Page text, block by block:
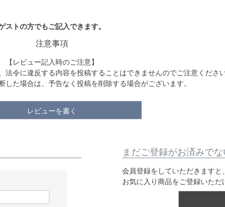
ストの方でもご記入できます。
注意事項
【レビュー記入時のご注意】
令に違反する内容を投稿することはできませんのでご注意ください
した場合は、予告なく投稿を削除する場合がございます。
レビューを書く
まだご登録がお済みで
会員登録をしていただきますと
お気に入り商品をご登録いただ